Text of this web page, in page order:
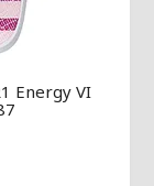
Energy VI